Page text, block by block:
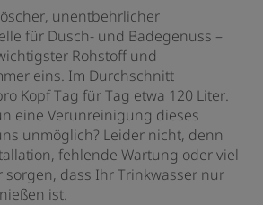
unentbehrlicher
für Dusch- und Badegenuss –
Rohstoff und
eins. Im Durchschnitt
Kopf Tag für Tag etwa 120 Liter.
eine Verunreinigung dieses
unmöglich? Leider nicht, denn
fehlende Wartung oder viel
sorgen, dass Ihr Trinkwasser nur
ist.